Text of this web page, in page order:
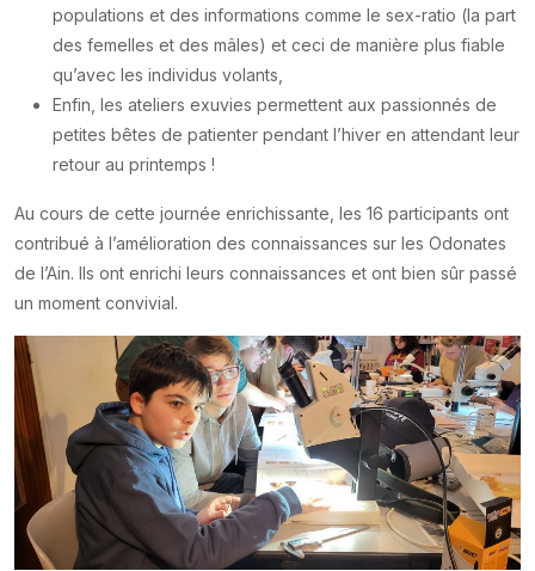
populations et des informations comme le sex-ratio (la part
des femelles et des mâles) et ceci de manière plus fiable
qu’avec les individus volants,
Enfin, les ateliers exuvies permettent aux passionnés de
petites bêtes de patienter pendant l’hiver en attendant leur
retour au printemps !
Au cours de cette journée enrichissante, les 16 participants ont
contribué à l’amélioration des connaissances sur les Odonates
de l’Ain. Ils ont enrichi leurs connaissances et ont bien sûr passé
un moment convivial.